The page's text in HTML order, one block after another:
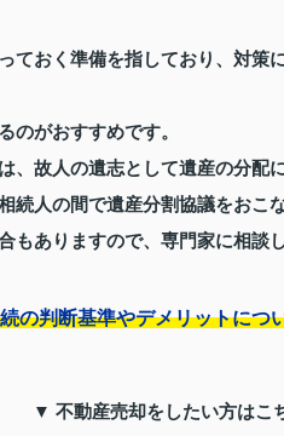
ておく準備を指しており、対策
のがおすすめです。
、故人の遺志として遺産の分配
続人の間で遺産分割協議をおこ
もありますので、専門家に相談
の判断基準やデメリットにつ
▼ 不動産売却をしたい方はこ